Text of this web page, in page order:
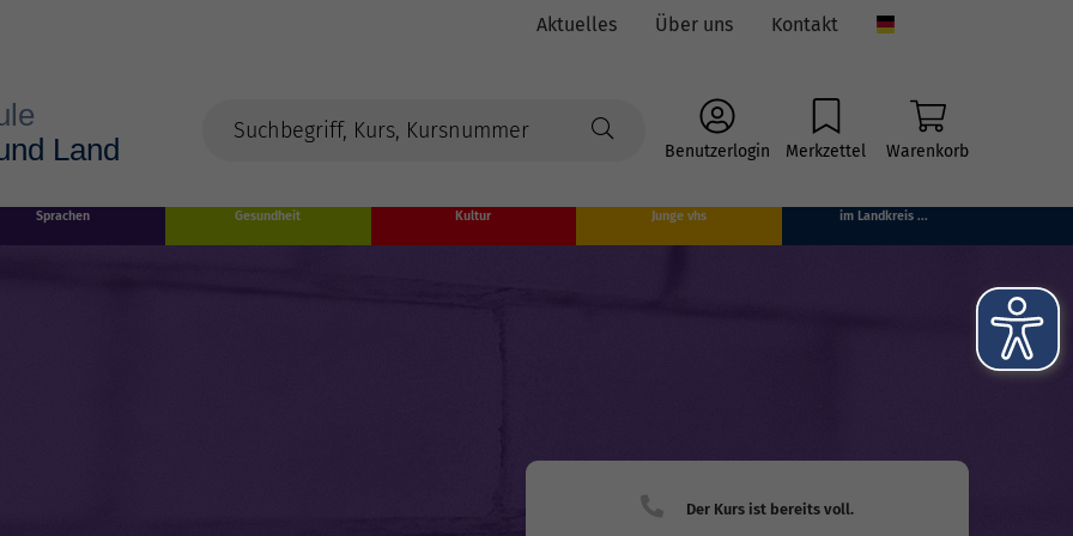
Aktuelles Über uns Kontakt
Benutzerlogin Merkzettel Warenkorb
Sprachen Gesundheit Kultur Junge vhs im Landkreis ...